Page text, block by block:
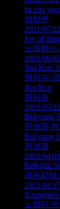
ha cha
하차연
2021/07/
Joy of
노래하는
2021/06/
Jisu Han:
한지수:
Jisu Han
한지수
2021/05/
Bokyung
전보경
Bokyung
전보경
2021/04/
Refugia:
레퓨지아
2021/02/
노영미